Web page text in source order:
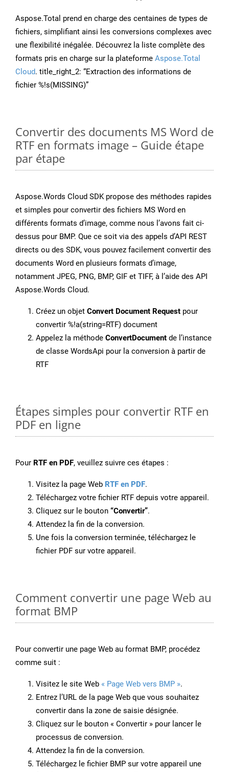
Aspose.Total prend en charge des centaines de types de
fichiers, simplifiant ainsi les conversions complexes avec
une flexibilité inégalée. Découvrez la liste complète des
formats pris en charge sur la plateforme Aspose.Total
Cloud. title_right_2: “Extraction des informations de
fichier %!s(MISSING)”
Convertir des documents MS Word de
RTF en formats image – Guide étape
par étape
Aspose.Words Cloud SDK propose des méthodes rapides
et simples pour convertir des fichiers MS Word en
différents formats d’image, comme nous l’avons fait ci-
dessus pour BMP. Que ce soit via des appels d’API REST
directs ou des SDK, vous pouvez facilement convertir des
documents Word en plusieurs formats d’image,
notamment JPEG, PNG, BMP, GIF et TIFF, à l’aide des API
Aspose.Words Cloud.
Créez un objet Convert Document Request pour
convertir %!a(string=RTF) document
Appelez la méthode ConvertDocument de l’instance
de classe WordsApi pour la conversion à partir de
RTF
Étapes simples pour convertir RTF en
PDF en ligne
Pour RTF en PDF, veuillez suivre ces étapes :
Visitez la page Web RTF en PDF.
Téléchargez votre fichier RTF depuis votre appareil.
Cliquez sur le bouton “Convertir”.
Attendez la fin de la conversion.
Une fois la conversion terminée, téléchargez le
fichier PDF sur votre appareil.
Comment convertir une page Web au
format BMP
Pour convertir une page Web au format BMP, procédez
comme suit :
Visitez le site Web « Page Web vers BMP ».
Entrez l’URL de la page Web que vous souhaitez
convertir dans la zone de saisie désignée.
Cliquez sur le bouton « Convertir » pour lancer le
processus de conversion.
Attendez la fin de la conversion.
Téléchargez le fichier BMP sur votre appareil une